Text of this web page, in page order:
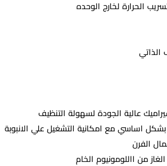
الذاتي
عالية الجودة لسهولة التنظيف
بشكل اساسي مع امكانية التشغيل علي الانبوبة
الفرن
من االلومونيوم الخام